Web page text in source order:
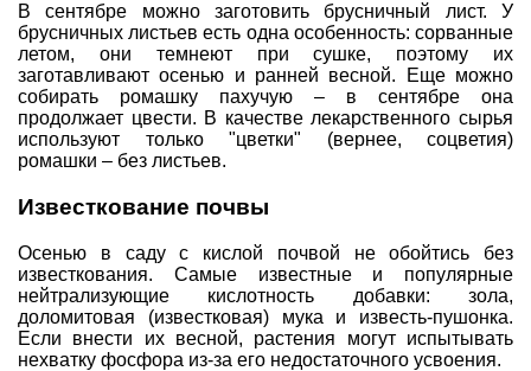
В сентябре можно заготовить брусничный лист. У
брусничных листьев есть одна особенность: сорванные
летом, они темнеют при сушке, поэтому их
заготавливают осенью и ранней весной. Еще можно
собирать ромашку пахучую – в сентябре она
продолжает цвести. В качестве лекарственного сырья
используют только "цветки" (вернее, соцветия)
ромашки – без листьев.
Известкование почвы
Осенью в саду с кислой почвой не обойтись без
известкования. Самые известные и популярные
нейтрализующие кислотность добавки: зола,
доломитовая (известковая) мука и известь-пушонка.
Если внести их весной, растения могут испытывать
нехватку фосфора из-за его недостаточного усвоения.